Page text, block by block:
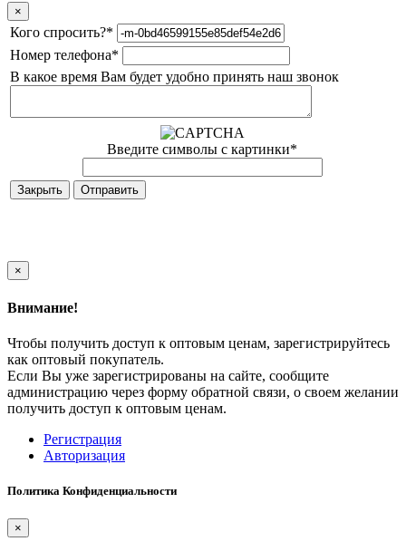
×
Кого спросить?*
Номер телефона*
В какое время Вам будет удобно принять наш звонок
Введите символы с картинки*
Закрыть
×
Внимание!
Чтобы получить доступ к оптовым ценам, зарегистрируйтесь
как оптовый покупатель.
Если Вы уже зарегистрированы на сайте, сообщите
администрацию через форму обратной связи, о своем желании
получить доступ к оптовым ценам.
Регистрация
Авторизация
Политика Конфиденциальности
×